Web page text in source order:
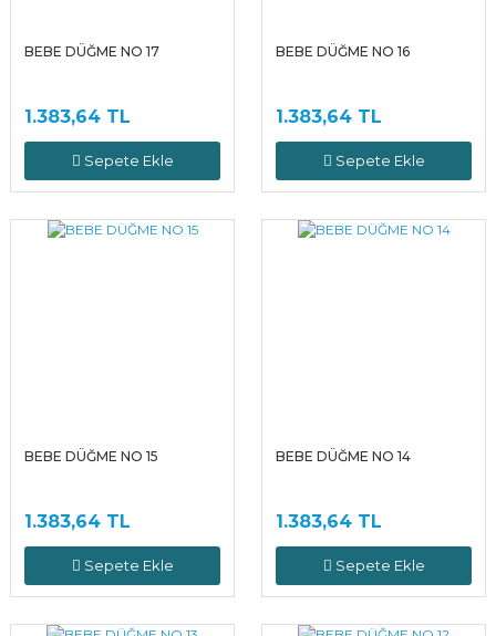
BEBE DÜĞME NO 17
1.383,64 TL
Sepete Ekle
BEBE DÜĞME NO 16
1.383,64 TL
Sepete Ekle
BEBE DÜĞME NO 15
1.383,64 TL
Sepete Ekle
BEBE DÜĞME NO 14
1.383,64 TL
Sepete Ekle